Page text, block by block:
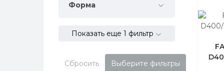
Форма
Показать еще 1 фильтр
Сбросить Выберите фильтры